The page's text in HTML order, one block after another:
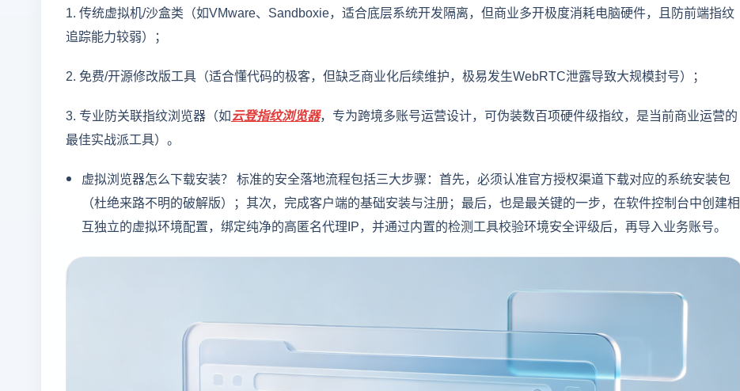
1. 传统虚拟机/沙盒类（如VMware、Sandboxie，适合底层系统开发隔离，但商业多开极度消耗电脑硬件，且防前端指纹
追踪能力较弱）；
2. 免费/开源修改版工具（适合懂代码的极客，但缺乏商业化后续维护，极易发生WebRTC泄露导致大规模封号）；
3. 专业防关联指纹浏览器（如云登指纹浏览器，专为跨境多账号运营设计，可伪装数百项硬件级指纹，是当前商业运营的
最佳实战派工具）。
虚拟浏览器怎么下载安装？ 标准的安全落地流程包括三大步骤：首先，必须认准官方授权渠道下载对应的系统安装包
（杜绝来路不明的破解版）；其次，完成客户端的基础安装与注册；最后，也是最关键的一步，在软件控制台中创建相
互独立的虚拟环境配置，绑定纯净的高匿名代理IP，并通过内置的检测工具校验环境安全评级后，再导入业务账号。